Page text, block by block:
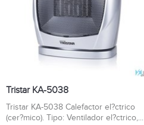
Tristar KA-5038
Tristar KA-5038 Calefactor el?ctrico
(cer?mico). Tipo: Ventilador el?ctrico,...